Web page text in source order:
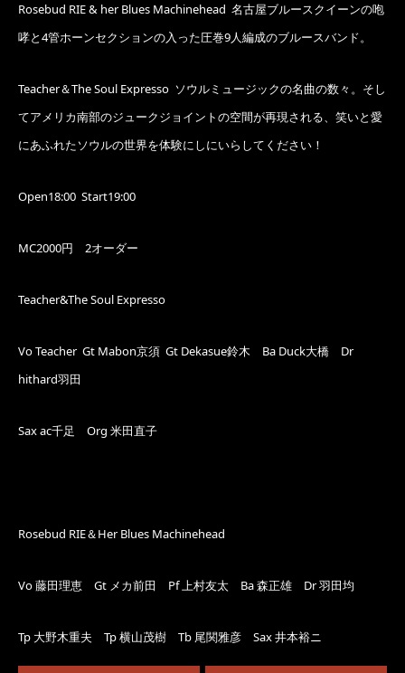
Rosebud RIE & her Blues Machinehead 名古屋ブルースクイーンの咆
哮と4管ホーンセクションの入った圧巻9人編成のブルースバンド。
Teacher＆The Soul Expresso ソウルミュージックの名曲の数々。そし
てアメリカ南部のジュークジョイントの空間が再現される、笑いと愛
にあふれたソウルの世界を体験にしにいらしてください！
Open18:00 Start19:00
MC2000円 2オーダー
Teacher&The Soul Expresso
Vo Teacher Gt Mabon京須 Gt Dekasue鈴木 Ba Duck大橋 Dr
hithard羽田
Sax ac千足 Org 米田直子
Rosebud RIE＆Her Blues Machinehead
Vo 藤田理恵 Gt メカ前田 Pf 上村友太 Ba 森正雄 Dr 羽田均
Tp 大野木重夫 Tp 横山茂樹 Tb 尾関雅彦 Sax 井本裕ニ